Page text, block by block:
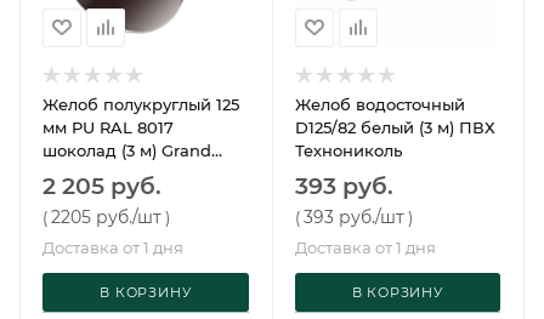
Желоб полукруглый 125
мм PU RAL 8017
шоколад (3 м) Grand
2 205 руб.
(2205 руб./шт)
Доставка от 1 дня
В КОРЗИНУ
Желоб водосточный
D125/82 белый (3 м) ПВХ
Технониколь
393 руб.
(393 руб./шт )
Доставка от 1 дня
В КОРЗИНУ